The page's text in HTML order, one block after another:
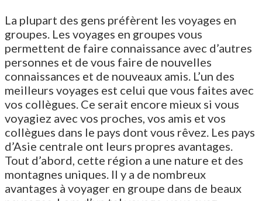
La plupart des gens préfèrent les voyages en
groupes. Les voyages en groupes vous
permettent de faire connaissance avec d’autres
personnes et de vous faire de nouvelles
connaissances et de nouveaux amis. L’un des
meilleurs voyages est celui que vous faites avec
vos collègues. Ce serait encore mieux si vous
voyagiez avec vos proches, vos amis et vos
collègues dans le pays dont vous rêvez. Les pays
d’Asie centrale ont leurs propres avantages.
Tout d’abord, cette région a une nature et des
montagnes uniques. Il y a de nombreux
avantages à voyager en groupe dans de beaux